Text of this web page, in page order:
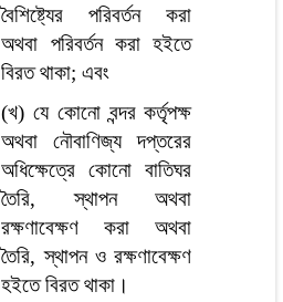
বৈশিষ্ট্যের পরিবর্তন করা
অথবা পরিবর্তন করা হইতে
বিরত থাকা; এবং
(খ) যে কোনো বন্দর কর্তৃপক্ষ
অথবা নৌবাণিজ্য দপ্তরের
অধিক্ষেত্রে কোনো বাতিঘর
তৈরি, স্থাপন অথবা
রক্ষণাবেক্ষণ করা অথবা
তৈরি, স্থাপন ও রক্ষণাবেক্ষণ
হইতে বিরত থাকা।